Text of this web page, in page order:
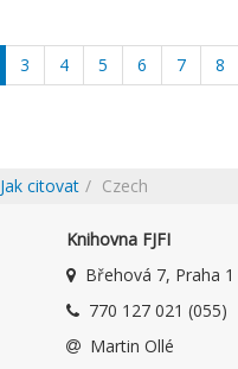
3 4 5 6 7 8
Jak citovat Czech
Knihovna FJFI
Břehová 7, Praha 1
770 127 021 (055)
Martin Ollé